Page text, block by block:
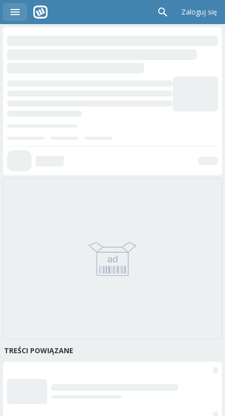
Zaloguj się
TREŚCI POWIĄZANE